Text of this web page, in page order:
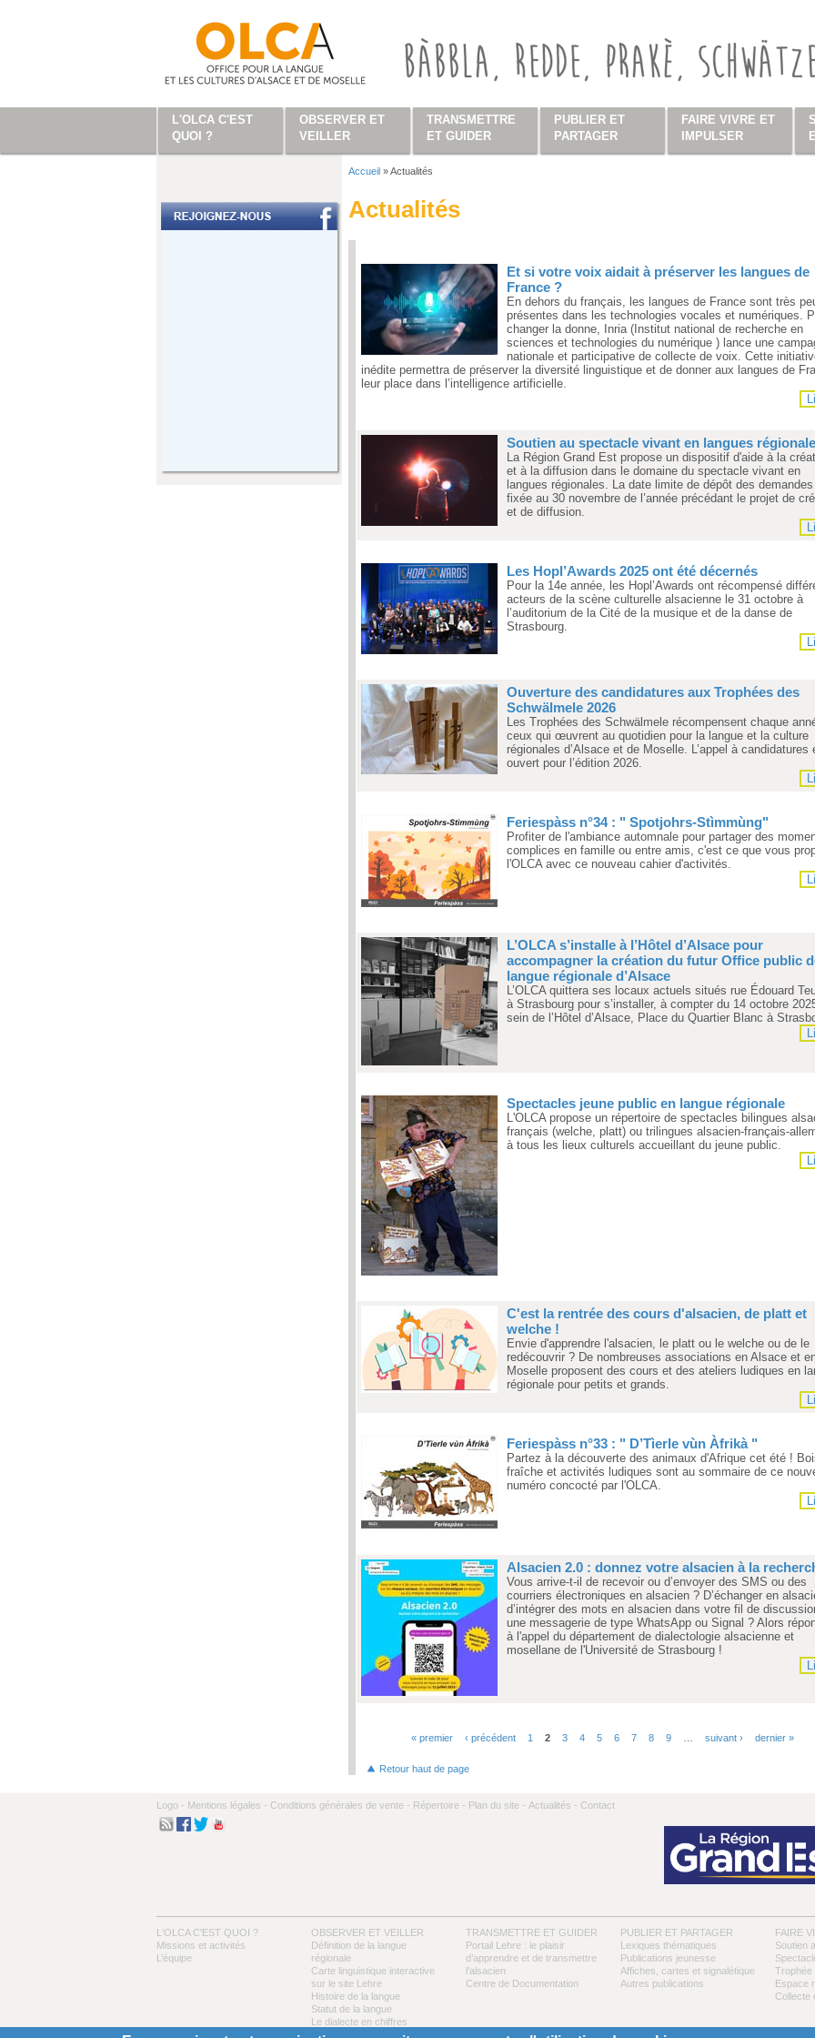
Accueil »Actualités
Actualités
Et si votre voix aidait à préserver les langues de
France ?
En dehors du français, les langues de France sont très
présentes dans les technologies vocales et numériques.
changer la donne, Inria (Institut national de recherche en
sciences et technologies du numérique ) lance une
nationale et participative de collecte de voix. Cette
inédite permettra de préserver la diversité linguistique et de donner aux langues de
leur place dans l’intelligence artificielle.
Soutien au spectacle vivant en langues
La Région Grand Est propose un dispositif d'aide à la
et à la diffusion dans le domaine du spectacle vivant en
langues régionales. La date limite de dépôt des
fixée au 30 novembre de l’année précédant le projet de
et de diffusion.
Les Hopl’Awards 2025 ont été décernés
Pour la 14e année, les Hopl’Awards ont récompensé
acteurs de la scène culturelle alsacienne le 31 octobre à
l’auditorium de la Cité de la musique et de la danse de
Strasbourg.
Ouverture des candidatures aux Trophées des
Schwälmele 2026
Les Trophées des Schwälmele récompensent chaque
ceux qui œuvrent au quotidien pour la langue et la culture
régionales d’Alsace et de Moselle. L’appel à candidatures
ouvert pour l’édition 2026.
Feriespàss n°34 : " Spotjohrs-Stìmmùng"
Profiter de l'ambiance automnale pour partager des
complices en famille ou entre amis, c'est ce que vous
l'OLCA avec ce nouveau cahier d'activités.
L’OLCA s’installe à l’Hôtel d’Alsace pour
accompagner la création du futur Office public
langue régionale d’Alsace
L’OLCA quittera ses locaux actuels situés rue Édouard
à Strasbourg pour s’installer, à compter du 14 octobre
sein de l’Hôtel d’Alsace, Place du Quartier Blanc à
Spectacles jeune public en langue régionale
L'OLCA propose un répertoire de spectacles bilingues
français (welche, platt) ou trilingues alsacien-français-
à tous les lieux culturels accueillant du jeune public.
C'est la rentrée des cours d'alsacien, de platt et
welche !
Envie d'apprendre l'alsacien, le platt ou le welche ou de le
redécouvrir ? De nombreuses associations en Alsace et
Moselle proposent des cours et des ateliers ludiques en
régionale pour petits et grands.
Feriespàss n°33 : " D’Tìerle vùn Àfrikà "
Partez à la découverte des animaux d'Afrique cet été !
fraîche et activités ludiques sont au sommaire de ce
numéro concocté par l'OLCA.
Alsacien 2.0 : donnez votre alsacien à la
Vous arrive-t-il de recevoir ou d’envoyer des SMS ou des
courriers électroniques en alsacien ? D’échanger en
d’intégrer des mots en alsacien dans votre fil de
une messagerie de type WhatsApp ou Signal ? Alors
à l'appel du département de dialectologie alsacienne et
mosellane de l'Université de Strasbourg !
« premier ‹ précédent 1 2 3 4 5 6 7 8 9 suivant › dernier »
Retour haut de page
Logo - Mentions légales - Conditions générales de vente - Répertoire - Plan du site - Actualités - Contact
L'OLCA C'EST QUOI ?
Missions et activités
L’équipe
OBSERVER ET VEILLER
Définition de la langue
régionale
Carte linguistique interactive
sur le site Lehre
Histoire de la langue
Statut de la langue
Le dialecte en chiffres
TRANSMETTRE ET GUIDER
Portail Lehre : le plaisir
d’apprendre et de transmettre
l’alsacien
Centre de Documentation
PUBLIER ET PARTAGER
Lexiques thématiques
Publications jeunesse
Affiches, cartes et signalétique
Autres publications
FAIRE
Soutien
Trophée
Espace
Collecte
L'OLCA C'EST
QUOI ?
OBSERVER ET
VEILLER
TRANSMETTRE
ET GUIDER
PUBLIER ET
PARTAGER
FAIRE VIVRE ET
IMPULSER